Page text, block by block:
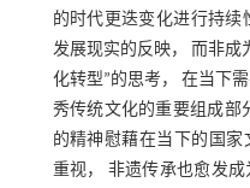
的时代更迭变化进行持续
发展现实的反映， 而非成
化转型”的思考， 在当下
秀传统文化的重要组成部
的精神慰藉在当下的国
重视， 非遗传承也愈发